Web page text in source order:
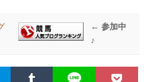
← 参加中
♪